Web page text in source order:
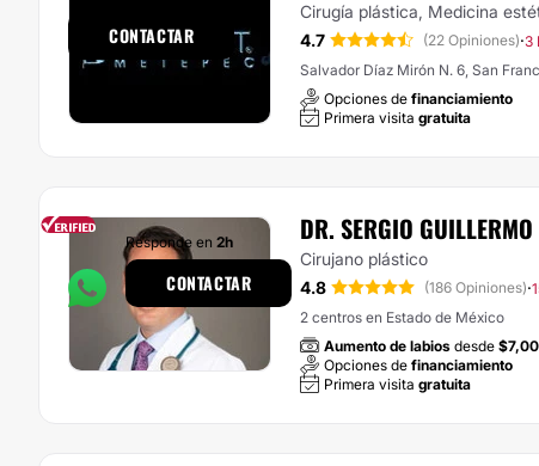
Cirugía plástica, Medicina
4.7
(22 Opiniones)·3
Salvador Díaz Mirón N. 6, San
Opciones de financiamiento
Primera visita gratuita
CONTACTAR
DR. SERGIO
Cirujano plástico
4.8
(186 Opiniones)·
2 centros en Estado de México
Aumento de labios desde
Opciones de financiamiento
Primera visita gratuita
Responde en 2h
CONTACTAR